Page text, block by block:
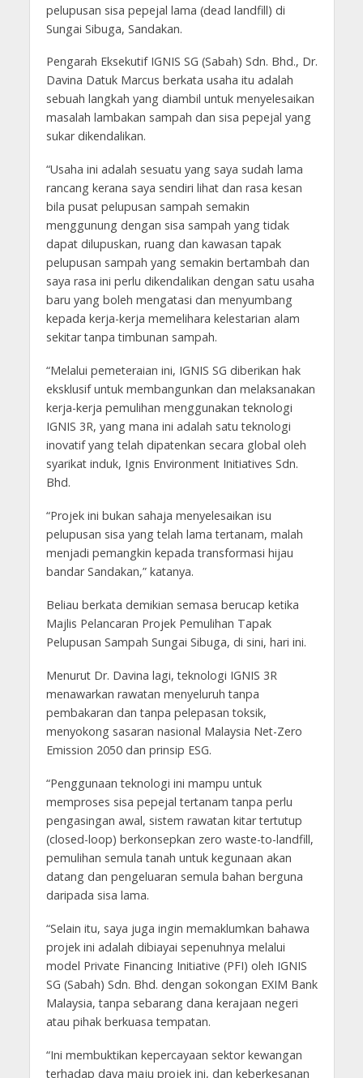
pelupusan sisa pepejal lama (dead landfill) di
Sungai Sibuga, Sandakan.
Pengarah Eksekutif IGNIS SG (Sabah) Sdn. Bhd., Dr.
Davina Datuk Marcus berkata usaha itu adalah
sebuah langkah yang diambil untuk menyelesaikan
masalah lambakan sampah dan sisa pepejal yang
sukar dikendalikan.
“Usaha ini adalah sesuatu yang saya sudah lama
rancang kerana saya sendiri lihat dan rasa kesan
bila pusat pelupusan sampah semakin
menggunung dengan sisa sampah yang tidak
dapat dilupuskan, ruang dan kawasan tapak
pelupusan sampah yang semakin bertambah dan
saya rasa ini perlu dikendalikan dengan satu usaha
baru yang boleh mengatasi dan menyumbang
kepada kerja-kerja memelihara kelestarian alam
sekitar tanpa timbunan sampah.
“Melalui pemeteraian ini, IGNIS SG diberikan hak
eksklusif untuk membangunkan dan melaksanakan
kerja-kerja pemulihan menggunakan teknologi
IGNIS 3R, yang mana ini adalah satu teknologi
inovatif yang telah dipatenkan secara global oleh
syarikat induk, Ignis Environment Initiatives Sdn.
Bhd.
“Projek ini bukan sahaja menyelesaikan isu
pelupusan sisa yang telah lama tertanam, malah
menjadi pemangkin kepada transformasi hijau
bandar Sandakan,” katanya.
Beliau berkata demikian semasa berucap ketika
Majlis Pelancaran Projek Pemulihan Tapak
Pelupusan Sampah Sungai Sibuga, di sini, hari ini.
Menurut Dr. Davina lagi, teknologi IGNIS 3R
menawarkan rawatan menyeluruh tanpa
pembakaran dan tanpa pelepasan toksik,
menyokong sasaran nasional Malaysia Net-Zero
Emission 2050 dan prinsip ESG.
“Penggunaan teknologi ini mampu untuk
memproses sisa pepejal tertanam tanpa perlu
pengasingan awal, sistem rawatan kitar tertutup
(closed-loop) berkonsepkan zero waste-to-landfill,
pemulihan semula tanah untuk kegunaan akan
datang dan pengeluaran semula bahan berguna
daripada sisa lama.
“Selain itu, saya juga ingin memaklumkan bahawa
projek ini adalah dibiayai sepenuhnya melalui
model Private Financing Initiative (PFI) oleh IGNIS
SG (Sabah) Sdn. Bhd. dengan sokongan EXIM Bank
Malaysia, tanpa sebarang dana kerajaan negeri
atau pihak berkuasa tempatan.
“Ini membuktikan kepercayaan sektor kewangan
terhadap daya maju projek ini, dan keberkesanan